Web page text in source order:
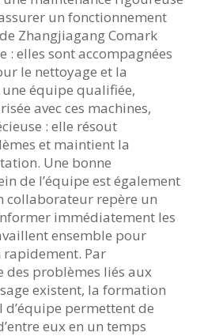
un fonctionnement
Zhangjiagang Comark
: elles sont accompagnées
le nettoyage et la
équipe qualifiée,
avec ces machines,
: elle résout
et maintient la
Une bonne
de l’équipe est également
collaborateur repère un
immédiatement les
ensemble pour
Par
des problèmes liés aux
existent, la formation
permettent de
eux en un temps